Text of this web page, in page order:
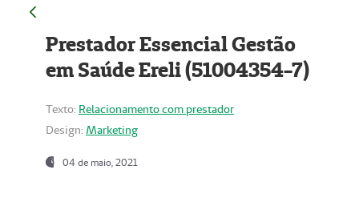
Prestador Essencial Gestão
em Saúde Ereli (51004354-7)
Texto: Relacionamento com prestador
Design: Marketing
04 de maio, 2021